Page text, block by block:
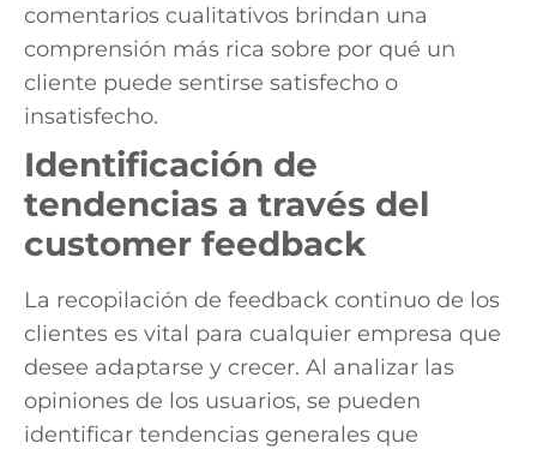
comentarios cualitativos brindan una
comprensión más rica sobre por qué un
cliente puede sentirse satisfecho o
insatisfecho.
Identificación de
tendencias a través del
customer feedback
La recopilación de feedback continuo de los
clientes es vital para cualquier empresa que
desee adaptarse y crecer. Al analizar las
opiniones de los usuarios, se pueden
identificar tendencias generales que